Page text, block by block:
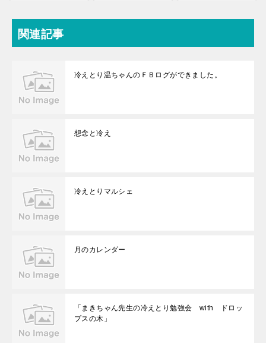
関連記事
冷えとり温ちゃんのＦＢログができました。
想念と冷え
冷えとりマルシェ
月のカレンダー
「まきちゃん先生の冷えとり勉強会 with ドロッ
プスの木」